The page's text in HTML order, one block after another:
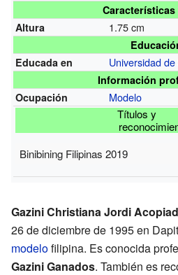
Altura
1.75 cm
Educada en
Universidad
Información
Ocupación
Modelo
Títulos y
Binibining Filipinas 2019
Gazini Christiana Jordi
26 de diciembre de 1995 en
modelofilipina. Es conocida
Gazini Ganados. También es